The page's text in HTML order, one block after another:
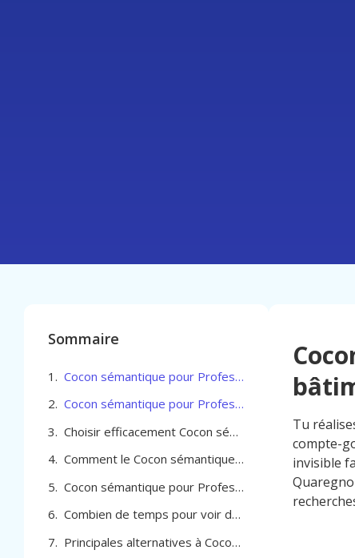
Sommaire
Cocon sémantique pour Professionel du bâtiment à Quaregnon
Cocon sémantique pour Professionel du bâtiment à Quaregnon comment choisir la bonne agence
Choisir efficacement Cocon sémantique pour Professionel du bâtiment à Quaregnon
Comment le Cocon sémantique pour Professionel du bâtiment à Quaregnon génère des résultats mesurables
Cocon sémantique pour Professionel du bâtiment à Quaregnon
Combien de temps pour voir des résultats avec un cocon sémantique à Quaregnon
Principales alternatives à Cocon sémantique pour Professionel du bâtiment à Quaregnon
Tu
compte-
invisible